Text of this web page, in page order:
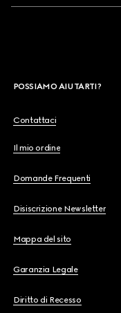
POSSIAMO AIUTARTI?
Contattaci
Il mio ordine
Domande Frequenti
Disiscrizione Newsletter
Mappa del sito
Garanzia Legale
Diritto di Recesso